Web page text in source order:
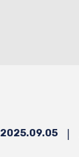
2025.09.05 |